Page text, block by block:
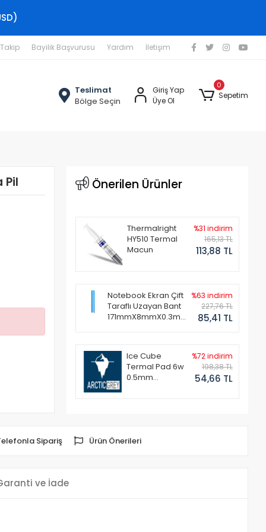
Bayilik Başvurusu Yardım İletişim
Teslimat
Bölge Seçin
Giriş Yap
Üye Ol
0
Sepetim
Pil Önerilen Ürünler
Thermalright
HY510 Termal
Macun
%31 indirim
165,13 TL
113,88 TL
Notebook Ekran Çift
Taraflı Uzayan Bant
171mmX8mmX0.3mm
%63 indirim
227,76 TL
85,41 TL
Ice Cube
Termal Pad 6w
0.5mm
%72 indirim
198,38 TL
54,66 TL
Sipariş Ürün Önerileri
ve İade